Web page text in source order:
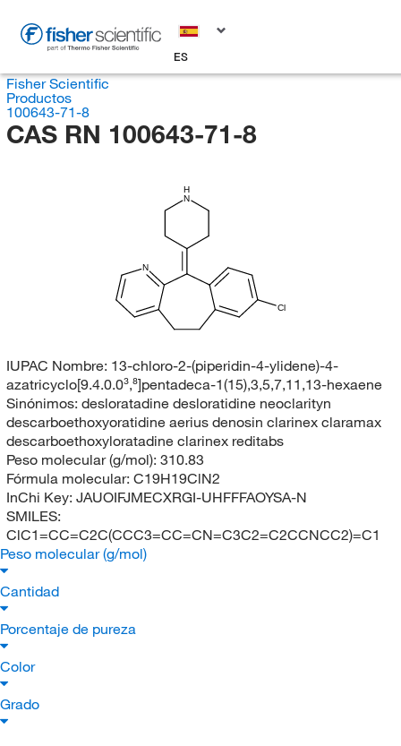
ES
Fisher Scientific
Productos
100643-71-8
CAS RN 100643-71-8
Cl
N
H
N
IUPAC Nombre: 13-chloro-2-(piperidin-4-ylidene)-4-
azatricyclo[9.4.0.0³,⁸]pentadeca-1(15),3,5,7,11,13-hexaene
Sinónimos: desloratadine desloratidine neoclarityn
descarboethoxyoratidine aerius denosin clarinex claramax
descarboethoxyloratadine clarinex reditabs
Peso molecular (g/mol): 310.83
Fórmula molecular: C19H19ClN2
InChi Key: JAUOIFJMECXRGI-UHFFFAOYSA-N
SMILES:
ClC1=CC=C2C(CCC3=CC=CN=C3C2=C2CCNCC2)=C1
Peso molecular (g/mol)
Cantidad
Porcentaje de pureza
Color
Grado